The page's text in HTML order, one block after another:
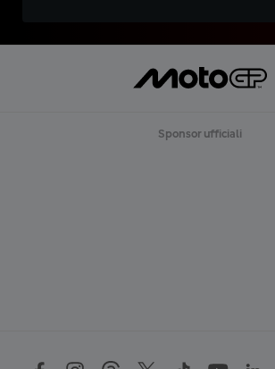
Sponsor ufficiali